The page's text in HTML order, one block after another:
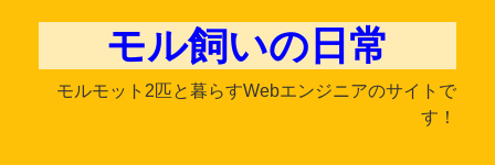
モル飼いの日常
モルモット2匹と暮らすWebエンジニアのサイトで
す！